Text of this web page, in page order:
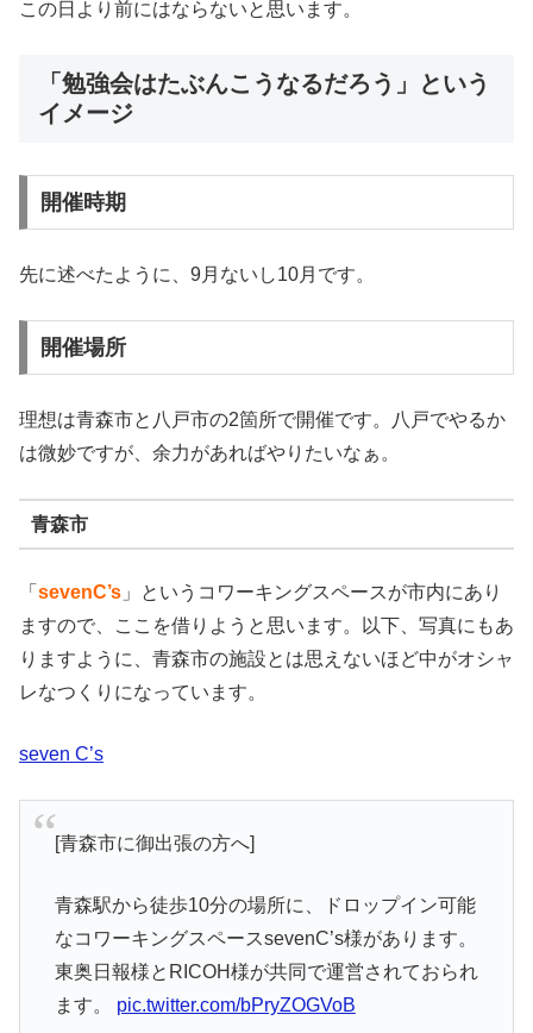
この日より前にはならないと思います。
「勉強会はたぶんこうなるだろう」という
イメージ
開催時期
先に述べたように、9月ないし10月です。
開催場所
理想は青森市と八戸市の2箇所で開催です。八戸でやるか
は微妙ですが、余力があればやりたいなぁ。
青森市
「 sevenC’s 」というコワーキングスペースが市内にあり
ますので、ここを借りようと思います。以下、写真にもあ
りますように、青森市の施設とは思えないほど中がオシャ
レなつくりになっています。
seven C’s
[青森市に御出張の方へ]
青森駅から徒歩10分の場所に、ドロップイン可能
なコワーキングスペースsevenC’s様があります。
東奥日報様とRICOH様が共同で運営されておられ
ます。 pic.twitter.com/bPryZOGVoB